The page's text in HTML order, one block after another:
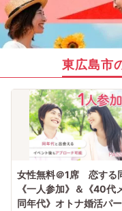
東広島市
女性無料＠1席 恋する
《一人参加》＆《40代
同年代》オトナ婚活パ